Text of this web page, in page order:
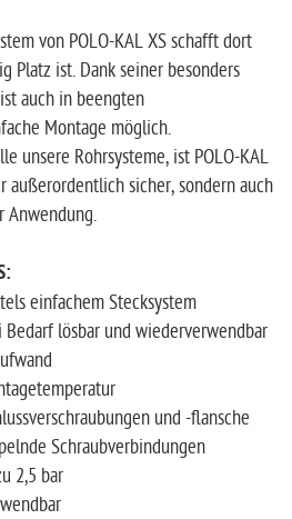
von POLO-KAL XS schafft dort
Platz ist. Dank seiner besonders
auch in beengten
Montage möglich.
unsere Rohrsysteme, ist POLO-KAL
außerordentlich sicher, sondern auch
Anwendung.
einfachem Stecksystem
Bedarf lösbar und wiederverwendbar
und -flansche
Schraubverbindungen
2,5 bar